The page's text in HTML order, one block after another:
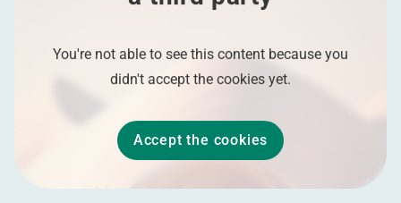
You're not able to see this content because you
didn't accept the cookies yet.
Accept the cookies